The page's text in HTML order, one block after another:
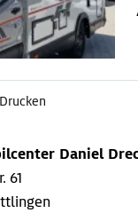
Drucken
Daniel
61